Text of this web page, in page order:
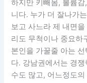
하지만 키빼몸, 볼륨
니다. 누가 더 잘나가
보고 사느라 제 내면
리도 무척이나 중요하
본인을 가꿀줄 아는
다. 강남권에서는 경
수도 많고, 어느정도